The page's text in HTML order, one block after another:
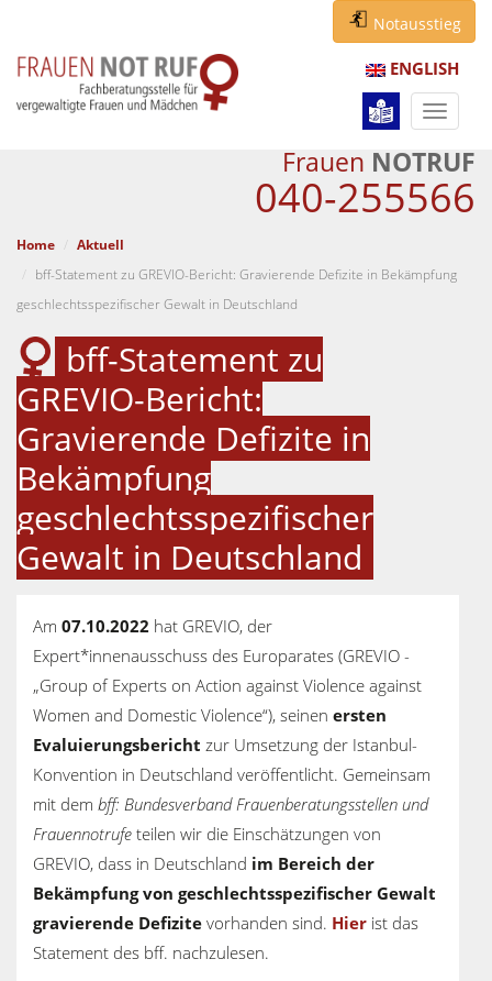
Notausstieg
ENGLISH
Frauen NOTRUF
040-255566
Home
Aktuell
bff-Statement zu GREVIO-Bericht: Gravierende Defizite in Bekämpfung
geschlechtsspezifischer Gewalt in Deutschland
bff-Statement zu
GREVIO-Bericht:
Gravierende Defizite in
Bekämpfung
geschlechtsspezifischer
Gewalt in Deutschland
Am 07.10.2022 hat GREVIO, der
Expert*innenausschuss des Europarates (GREVIO -
„Group of Experts on Action against Violence against
Women and Domestic Violence“), seinen ersten
Evaluierungsbericht zur Umsetzung der Istanbul-
Konvention in Deutschland veröffentlicht. Gemeinsam
mit dem bff: Bundesverband Frauenberatungsstellen und
Frauennotrufe teilen wir die Einschätzungen von
GREVIO, dass in Deutschland im Bereich der
Bekämpfung von geschlechtsspezifischer Gewalt
gravierende Defizite vorhanden sind. Hier ist das
Statement des bff. nachzulesen.